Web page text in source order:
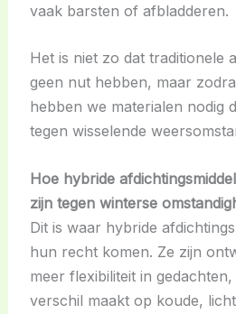
vaak barsten of afbladderen.
Het is niet zo dat traditionele
geen nut hebben, maar
hebben we materialen nodig
tegen wisselende
Hoe hybride
zijn tegen winterse
Dit is waar hybride
hun recht komen. Ze zijn
meer flexibiliteit in
verschil maakt op koude,